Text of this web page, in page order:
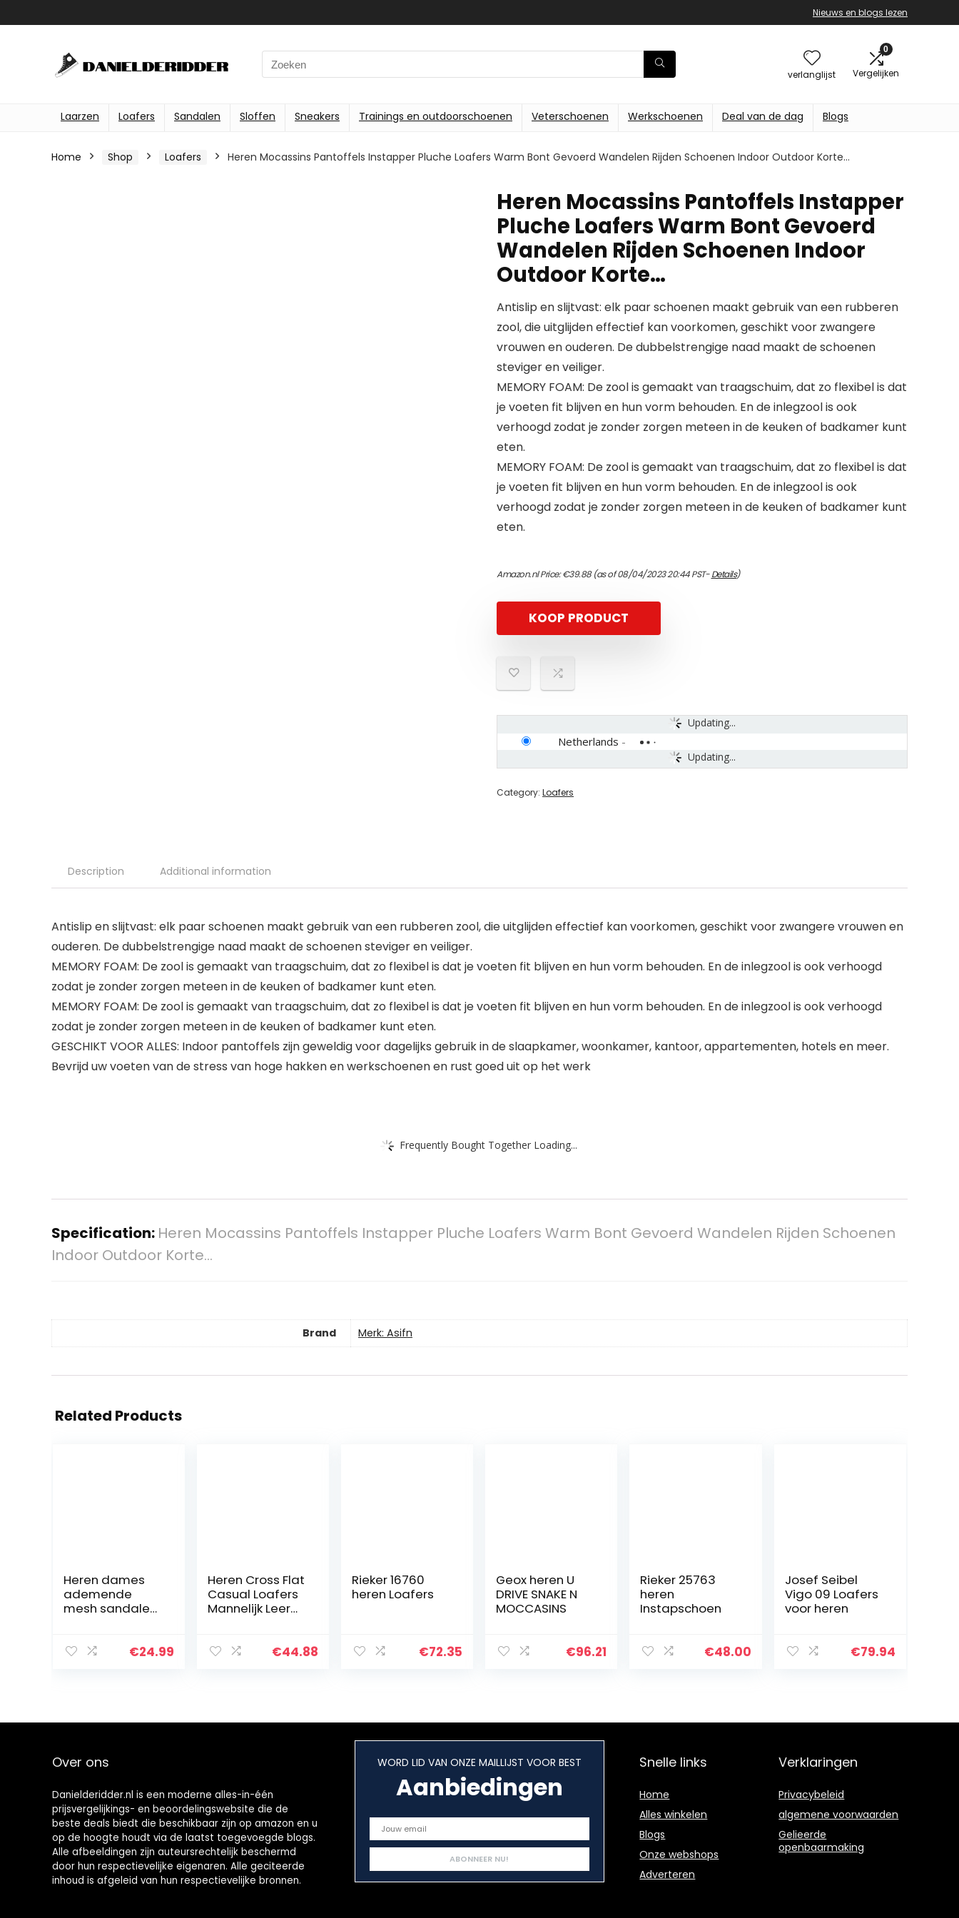
Nieuws en blogs lezen
Search
for:
verlanglijst
0
Vergelijken
Laarzen Loafers Sandalen Sloffen Sneakers Trainings en outdoorschoenen Veterschoenen Werkschoenen Deal van de dag Blogs
Home Shop Loafers Heren Mocassins Pantoffels Instapper Pluche Loafers Warm Bont Gevoerd Wandelen Rijden Schoenen Indoor Outdoor Korte…
Heren Mocassins Pantoffels Instapper
Pluche Loafers Warm Bont Gevoerd
Wandelen Rijden Schoenen Indoor
Outdoor Korte…
Antislip en slijtvast: elk paar schoenen maakt gebruik van een rubberen
zool, die uitglijden effectief kan voorkomen, geschikt voor zwangere
vrouwen en ouderen. De dubbelstrengige naad maakt de schoenen
steviger en veiliger.
MEMORY FOAM: De zool is gemaakt van traagschuim, dat zo flexibel is dat
je voeten fit blijven en hun vorm behouden. En de inlegzool is ook
verhoogd zodat je zonder zorgen meteen in de keuken of badkamer kunt
eten.
MEMORY FOAM: De zool is gemaakt van traagschuim, dat zo flexibel is dat
je voeten fit blijven en hun vorm behouden. En de inlegzool is ook
verhoogd zodat je zonder zorgen meteen in de keuken of badkamer kunt
eten.
Amazon.nl Price:€39.88(as of 08/04/2023 20:44 PST-Details)
KOOP PRODUCT
Updating...
Updating...
Netherlands -
Category: Loafers
Description Additional information
Antislip en slijtvast: elk paar schoenen maakt gebruik van een rubberen zool, die uitglijden effectief kan voorkomen, geschikt voor zwangere vrouwen en
ouderen. De dubbelstrengige naad maakt de schoenen steviger en veiliger.
MEMORY FOAM: De zool is gemaakt van traagschuim, dat zo flexibel is dat je voeten fit blijven en hun vorm behouden. En de inlegzool is ook verhoogd
zodat je zonder zorgen meteen in de keuken of badkamer kunt eten.
MEMORY FOAM: De zool is gemaakt van traagschuim, dat zo flexibel is dat je voeten fit blijven en hun vorm behouden. En de inlegzool is ook verhoogd
zodat je zonder zorgen meteen in de keuken of badkamer kunt eten.
GESCHIKT VOOR ALLES: Indoor pantoffels zijn geweldig voor dagelijks gebruik in de slaapkamer, woonkamer, kantoor, appartementen, hotels en meer.
Bevrijd uw voeten van de stress van hoge hakken en werkschoenen en rust goed uit op het werk
Frequently Bought Together Loading...
Specification: Heren Mocassins Pantoffels Instapper Pluche Loafers Warm Bont Gevoerd Wandelen Rijden Schoenen
Indoor Outdoor Korte…
Brand Merk: Asifn
Related Products
Heren dames
ademende
mesh sandalen
outdoor sport
€24.99
Heren Cross Flat
Casual Loafers
Mannelijk Leer
Mocassin
€44.88
Rieker 16760
heren Loafers
€72.35
Geox heren U
DRIVE SNAKE N
MOCCASINS
€96.21
Rieker 25763
heren
Instapschoen
€48.00
Josef Seibel
Vigo 09 Loafers
voor heren
€79.94
Over ons
Danielderidder.nl is een moderne alles-in-één
prijsvergelijkings- en beoordelingswebsite die de
beste deals biedt die beschikbaar zijn op amazon en u
op de hoogte houdt via de laatst toegevoegde blogs.
Alle afbeeldingen zijn auteursrechtelijk beschermd
door hun respectievelijke eigenaren. Alle geciteerde
inhoud is afgeleid van hun respectievelijke bronnen.
WORD LID VAN ONZE MAILLIJST VOOR BEST
Aanbiedingen
Snelle links
Home
Alles winkelen
Blogs
Onze webshops
Adverteren
Verklaringen
Privacybeleid
algemene voorwaarden
Gelieerde
openbaarmaking